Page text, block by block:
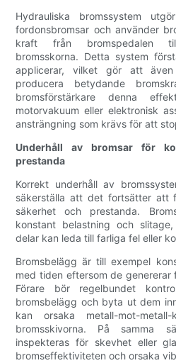
Hydrauliska bromssystem
fordonsbromsar och använder
kraft från bromspedalen
bromsskorna. Detta system
applicerar, vilket gör att
producera betydande
bromsförstärkare denna
motorvakuum eller elektronisk
ansträngning som krävs för att
Underhåll av bromsar för
prestanda
Korrekt underhåll av
säkerställa att det fortsätter att
säkerhet och prestanda.
konstant belastning och
delar kan leda till farliga fel eller
Bromsbelägg är till exempel
med tiden eftersom de genererar
Förare bör regelbundet
bromsbelägg och byta ut dem
kan orsaka metall-mot-
bromsskivorna. På samma
inspekteras för skevhet eller
bromseffektiviteten och orsaka